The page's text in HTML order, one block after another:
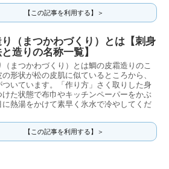
【この記事を利用する】＞
（まつかわづくり）とは【刺身
造りの名称一覧】
（まつかわづくり）とは鯛の皮霜造りのこ
の形状が松の皮肌に似ているところから、
ついています。「作り方」さく取りした身
けた状態で布巾やキッチンペーパーをかぶ
に熱湯をかけて素早く氷水で冷やしてくだ
【この記事を利用する】＞